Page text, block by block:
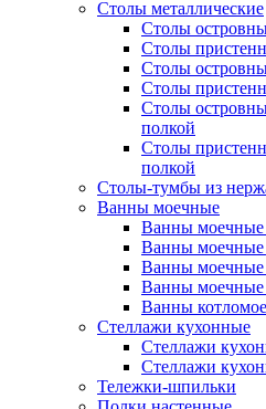
Столы металлические
Столы
Столы
Столы
Столы
Столы
полкой
Столы
полкой
Столы-тумбы из
Ванны моечные
Ванны моечные
Ванны моечные
Ванны моечные
Ванны моечные
Ванны
Стеллажи кухонные
Стеллажи
Стеллажи
Тележки-шпильки